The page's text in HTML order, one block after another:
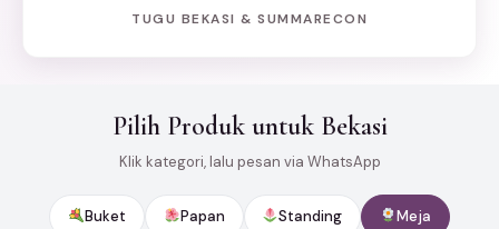
TUGU BEKASI & SUMMARECON
Pilih Produk untuk Bekasi
Klik kategori, lalu pesan via WhatsApp
Buket Papan Standing Meja